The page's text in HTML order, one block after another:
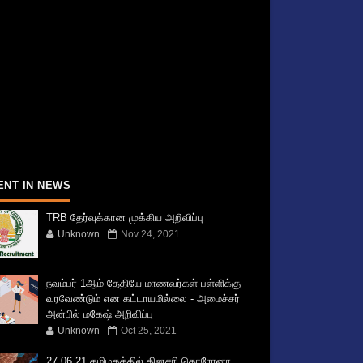
IN NEWS
TRB தேர்வுக்கான முக்கிய அறிவிப்பு
Unknown Nov 24, 2021
நவம்பர் 1ஆம் தேதியே மாணவர்கள் பள்ளிக்கு
வரவேண்டும் என கட்டாயமில்லை - அமைச்சர்
அன்பில் மகேஷ் அறிவிப்பு
Unknown Oct 25, 2021